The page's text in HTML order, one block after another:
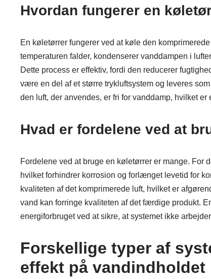
Hvordan fungerer en
En køletørrer fungerer ved at køle den
temperaturen falder, kondenserer vanddampen i
Dette process er effektiv, fordi den reducerer
være en del af et større trykluftsystem og leveres
den luft, der anvendes, er fri for vanddamp, hvilket
Hvad er fordelene ved at
Fordelene ved at bruge en køletørrer er mange. For
hvilket forhindrer korrosion og forlænget levetid for
kvaliteten af det komprimerede luft, hvilket er
vand kan forringe kvaliteten af det færdige produkt.
energiforbruget ved at sikre, at systemet ikke
Forskellige typer af
effekt på vandindholdet